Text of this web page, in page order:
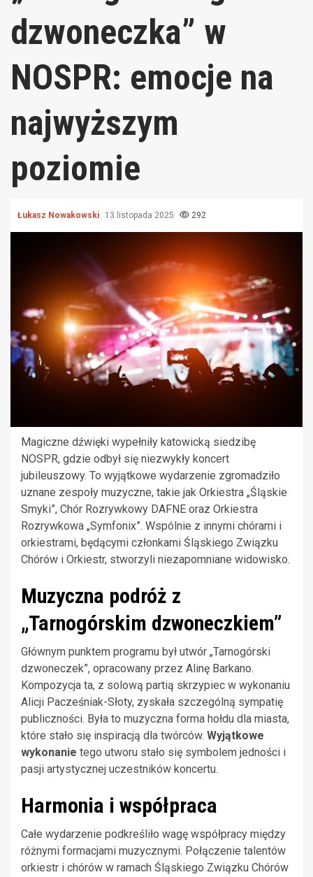
dzwoneczka” w
NOSPR: emocje na
najwyższym
poziomie
Łukasz Nowakowski 13 listopada 2025 292
Magiczne dźwięki wypełniły katowicką siedzibę
NOSPR, gdzie odbył się niezwykły koncert
jubileuszowy. To wyjątkowe wydarzenie zgromadziło
uznane zespoły muzyczne, takie jak Orkiestra „Śląskie
Smyki”, Chór Rozrywkowy DAFNE oraz Orkiestra
Rozrywkowa „Symfonix”. Wspólnie z innymi chórami i
orkiestrami, będącymi członkami Śląskiego Związku
Chórów i Orkiestr, stworzyli niezapomniane widowisko.
Muzyczna podróż z
„Tarnogórskim dzwoneczkiem”
Głównym punktem programu był utwór „Tarnogórski
dzwoneczek”, opracowany przez Alinę Barkano.
Kompozycja ta, z solową partią skrzypiec w wykonaniu
Alicji Pacześniak-Słoty, zyskała szczególną sympatię
publiczności. Była to muzyczna forma hołdu dla miasta,
które stało się inspiracją dla twórców. Wyjątkowe
wykonanie tego utworu stało się symbolem jedności i
pasji artystycznej uczestników koncertu.
Harmonia i współpraca
Całe wydarzenie podkreśliło wagę współpracy między
różnymi formacjami muzycznymi. Połączenie talentów
orkiestr i chórów w ramach Śląskiego Związku Chórów